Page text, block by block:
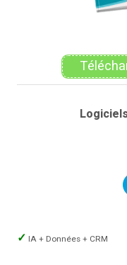
IA + Données + CRM